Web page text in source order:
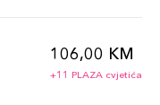
106,00 KM
+11 PLAZA cvjetića